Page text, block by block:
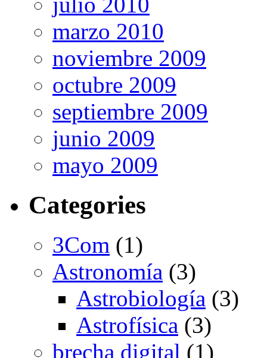
marzo 2010
noviembre 2009
octubre 2009
septiembre 2009
junio 2009
mayo 2009
Categories
3Com (1)
Astronomía (3)
Astrobiología (3)
Astrofísica (3)
brecha digital (1)